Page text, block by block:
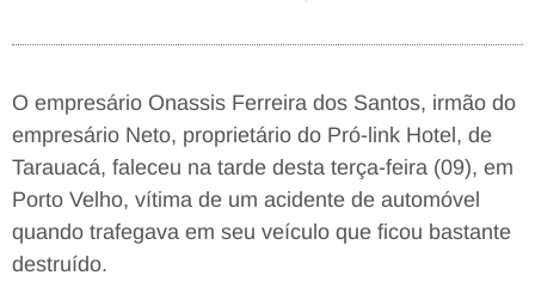
O empresário Onassis Ferreira dos Santos, irmão do
empresário Neto, proprietário do Pró-link Hotel, de
Tarauacá, faleceu na tarde desta terça-feira (09), em
Porto Velho, vítima de um acidente de automóvel
quando trafegava em seu veículo que ficou bastante
destruído.